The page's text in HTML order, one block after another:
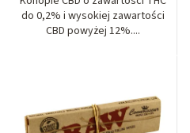
do 0,2% i wysokiej zawartości
CBD powyżej 12%....